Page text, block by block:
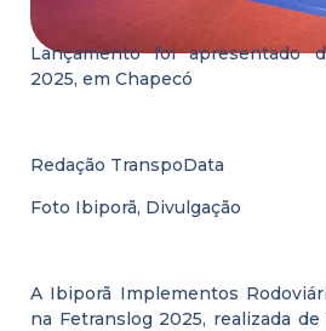
Lançamento foi apresentado
2025, em Chapecó
Redação TranspoData
Foto Ibiporã, Divulgação
A Ibiporã Implementos
na Fetranslog 2025, realizada de